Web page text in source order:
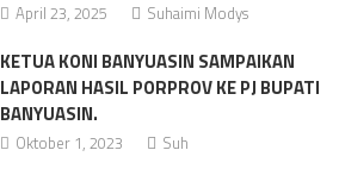
April 23, 2025 Suhaimi Modys
KETUA KONI BANYUASIN SAMPAIKAN
LAPORAN HASIL PORPROV KE PJ BUPATI
BANYUASIN.
Oktober 1, 2023 Suh